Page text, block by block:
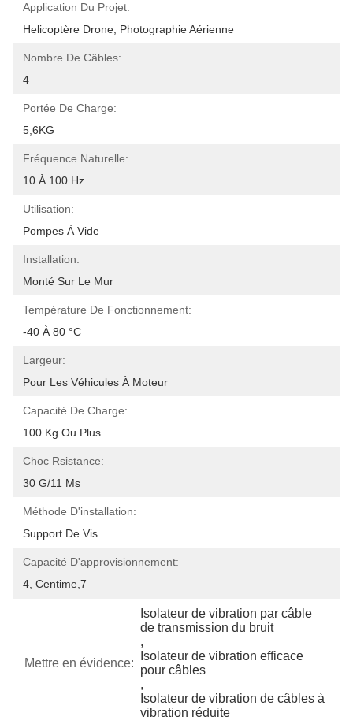
Application Du Projet:
Helicoptère Drone, Photographie Aérienne
Nombre De Câbles:
4
Portée De Charge:
5,6KG
Fréquence Naturelle:
10 À 100 Hz
Utilisation:
Pompes À Vide
Installation:
Monté Sur Le Mur
Température De Fonctionnement:
-40 À 80 °C
Largeur:
Pour Les Véhicules À Moteur
Capacité De Charge:
100 Kg Ou Plus
Choc Rsistance:
30 G/11 Ms
Méthode D'installation:
Support De Vis
Capacité D'approvisionnement:
4, Centime,7
Mettre en évidence:
Isolateur de vibration par câble
de transmission du bruit
,
Isolateur de vibration efficace
pour câbles
,
Isolateur de vibration de câbles à
vibration réduite